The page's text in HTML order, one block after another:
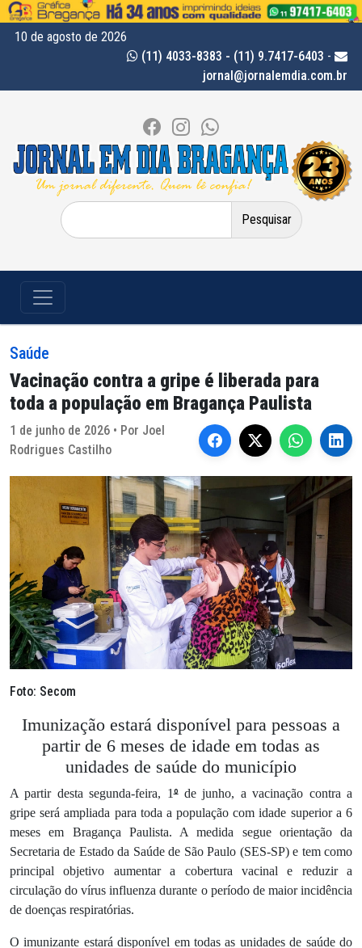
10 de agosto de 2026
(11) 4033-8383 - (11) 9.7417-6403 -
jornal@jornalemdia.com.br
Pesquisar
por:
Saúde
Vacinação contra a gripe é liberada para
toda a população em Bragança Paulista
1 de junho de 2026 • Por Joel
Rodrigues Castilho
Foto: Secom
Imunização estará disponível para pessoas a
partir de 6 meses de idade em todas as
unidades de saúde do município
A partir desta segunda-feira, 1ºde junho, a vacinação contra a
gripe será ampliada para toda a população com idade superior a 6
meses em Bragança Paulista. A medida segue orientação da
Secretaria de Estado da Saúde de São Paulo (SES-SP) e tem como
principal objetivo aumentar a cobertura vacinal e reduzir a
circulação do vírus influenza durante o período de maior incidência
de doenças respiratórias.
O imunizante estará disponível em todas as unidades de saúde do